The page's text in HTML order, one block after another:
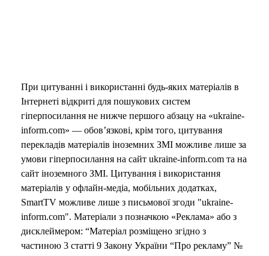
При цитуванні і використанні будь-яких матеріалів в
Інтернеті відкриті для пошукових систем
гіперпосилання не нижче першого абзацу на «ukraine-
inform.com» — обов’язкові, крім того, цитування
перекладів матеріалів іноземних ЗМІ можливе лише за
умови гіперпосилання на сайт ukraine-inform.com та на
сайт іноземного ЗМІ. Цитування і використання
матеріалів у офлайн-медіа, мобільних додатках,
SmartTV можливе лише з письмової згоди "ukraine-
inform.com". Матеріали з позначкою «Реклама» або з
дисклеймером: “Матеріал розміщено згідно з
частиною 3 статті 9 Закону України “Про рекламу” №